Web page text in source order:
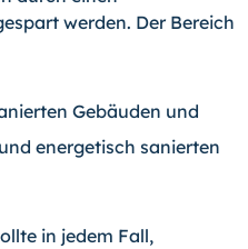
werden. Der Bereich
Gebäuden und
energetisch sanierten
in jedem Fall,